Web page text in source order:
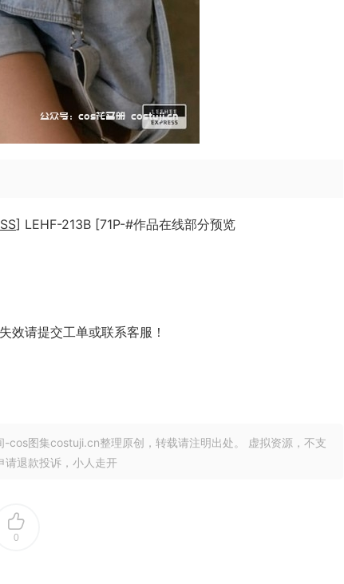
] LEHF-213B [71P-#作品在线部分预览
效请提交工单或联系客服！
-cos图集costuji.cn整理原创，转载请注明出处。 虚拟资源，不支
请退款投诉，小人走开
0